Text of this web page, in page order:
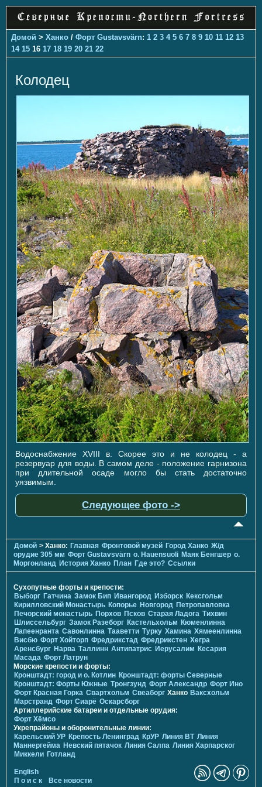
Домой > Ханко / Форт Gustavsvärn: 1 2 3 4 5 6 7 8 9 10 11 12 13
14 15 16 17 18 19 20 21 22
Колодец
Водоснабжение XVIII в. Скорее это и не колодец - а
резервуар для воды. В самом деле - положение гарнизона
при длительной осаде могло бы стать достаточно
уязвимым.
Следующее фото ->
Домой > Ханко: Главная Фронтовой музей Город Ханко Ж/д
орудие 305 мм Форт Gustavsvärn о. Hauensuoli Маяк Бенгшер о.
Моргонланд История Ханко План Где это? Ссылки
Сухопутные форты и крепости:
Выборг Гатчина Замок Бип Ивангород Изборск Кексгольм
Кирилловский Монастырь Копорье Новгород Петропавловка
Печорcкий монастырь Порхов Псков Старая Ладога Тихвин
Шлиссельбург Замок Разеборг Кастельхольм Кюменлинна
Лапеенранта Савонлинна Тааветти Турку Хамина Хямеенлинна
Висбю Форт Хойторп Фредрикстад Фредрикстен Хегра
Аренсбург Нарва Таллинн Антипатрис Иерусалим Кесария
Масада Форт Латрун
Морские крепости и форты:
Кронштадт: город и о. Котлин Кронштадт: форты Северные
Кронштадт: Форты Южные Тронгзунд Форт Александр Форт Ино
Форт Красная Горка Свартхольм Свеаборг Ханко Ваксхольм
Марстранд Форт Сиарё Оскарсборг
Артиллерийские батареи и отдельные орудия:
Форт Хёмсо
Укрепрайоны и оборонительные линии:
Карельский УР Крепость Ленинград КрУР Линия ВТ Линия
Маннергейма Невский пятачок Линия Салпа Линия Харпарског
Миккели Готланд
English
П о и с к
Все новости